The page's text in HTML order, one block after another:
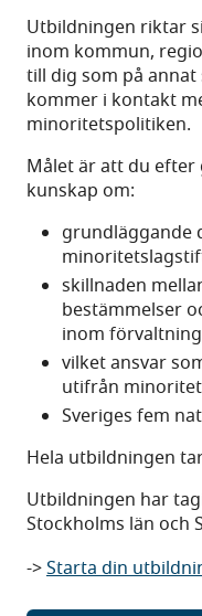
Utbildningen riktar
inom kommun,
till dig som på
kommer i kontakt
minoritetspolitiken.
Målet är att du
kunskap om:
grundläggande
skillnaden
bestämmelser
inom
vilket ansvar
utifrån
Sveriges fem
Hela utbildningen
Utbildningen har
Stockholms län och
->Starta din